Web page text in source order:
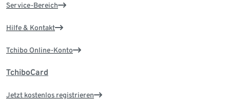
Service-Bereich
Hilfe & Kontakt
Tchibo Online-Konto
TchiboCard
Jetzt kostenlos registrieren